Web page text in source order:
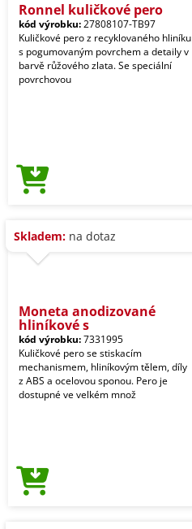
Ronnel kuličkové pero
kód výrobku:27808107-TB97
Kuličkové pero z recyklovaného hliníku
s pogumovaným povrchem a detaily v
barvě růžového zlata. Se speciální
povrchovou
Skladem: na dotaz
Moneta anodizované
hliníkové s
kód výrobku:7331995
Kuličkové pero se stiskacím
mechanismem, hliníkovým tělem, díly
z ABS a ocelovou sponou. Pero je
dostupné ve velkém množ